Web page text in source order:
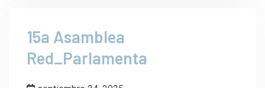
15a Asamblea
Red_Parlamenta